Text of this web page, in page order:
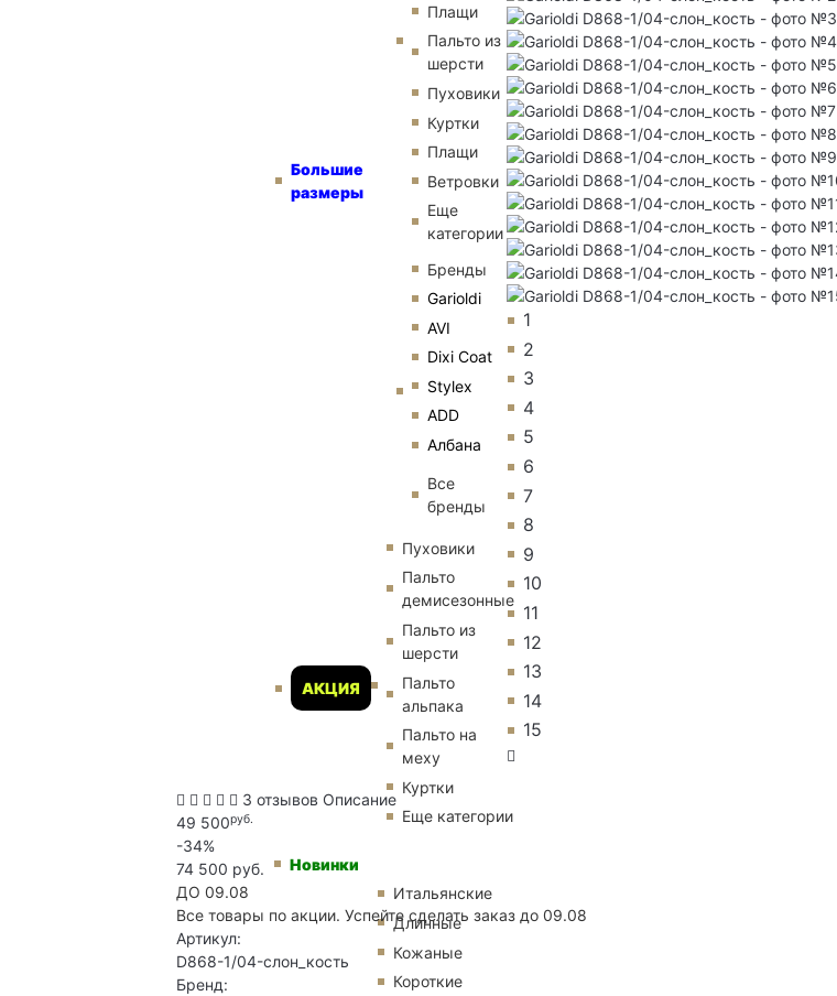
Большие
размеры
Плащи
Пальто из
шерсти
Пуховики
Куртки
Плащи
Ветровки
Еще
категории
Бренды
Garioldi
AVI
Dixi Coat
Stylex
ADD
Албана
Все
бренды
АКЦИЯ
Пуховики
Пальто
демисезонные
Пальто из
шерсти
Пальто
альпака
Пальто на
меху
Куртки
Еще категории
Новинки
Итальянские
Длинные
Кожаные
Короткие
1
2
3
4
5
6
7
8
9
10
11
12
13
14
15
3 отзывов Описание
49 500руб.
-34%
74 500 руб.
ДО 09.08
Все товары по акции. Успейте сделать заказ до 09.08
Артикул:
D868-1/04-слон_кость
Бренд: